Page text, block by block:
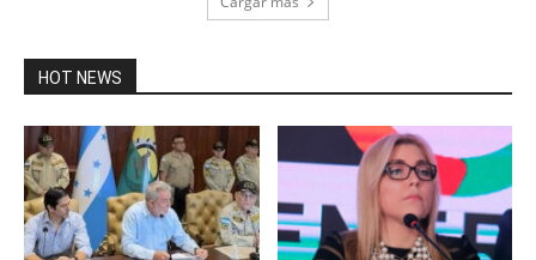
HOT NEWS